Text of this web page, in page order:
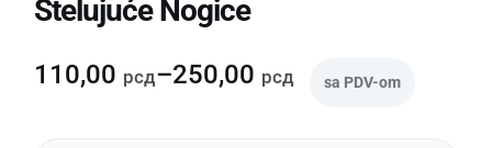
Štelujuće Nogice
110,00 рсд–250,00 рсд sa PDV-om